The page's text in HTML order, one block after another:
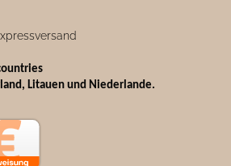
Litauen und Niederlande.